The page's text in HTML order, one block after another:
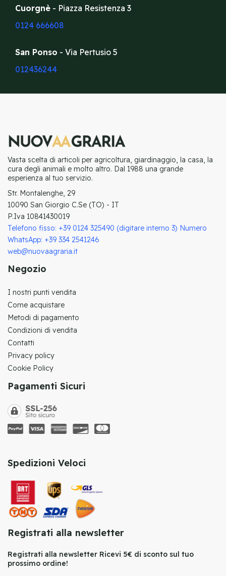
Cuorgnè - Piazza Resistenza 3
0124 666608
San Ponso - Via Pertusio 5
012436244
Vasta scelta di articoli per agricoltura, giardinaggio, la casa, la
cura degli animali e molto altro. Dal 1988 una grande
esperienza al tuo servizio.
Str. Montalenghe, 29
10090 San Giorgio C.Se (TO) - IT
P.Iva 10841430019
Telefono fisso: +39 0124 325490 (digitare interno 3) Numero
WhatsApp: +39 334 2541246
web@nuovaagraria.it
Negozio
I nostri punti vendita
Come acquistare
Metodi di pagamento
Condizioni di vendita
Contatti
Privacy policy
Cookie Policy
Pagamenti Sicuri
Spedizioni Veloci
Registrati alla newsletter
Registrati alla newsletter Ricevi 5€ di sconto sul tuo
prossimo ordine!